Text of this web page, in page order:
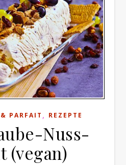
PARFAIT , REZEPTE
Nuss-
(vegan)